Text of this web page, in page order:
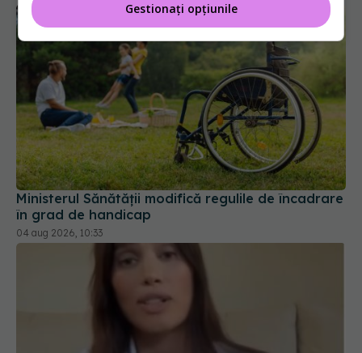
Ministerul Sănătății modifică regulile de încadrare
în grad de handicap
04 aug 2026, 10:33
Gestionați opțiunile